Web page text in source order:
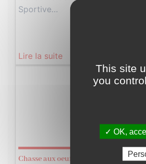
Sportive…
Lire la suite
Avril
2025
Chasse aux oeufs du Buron
This site
you
✓ OK,